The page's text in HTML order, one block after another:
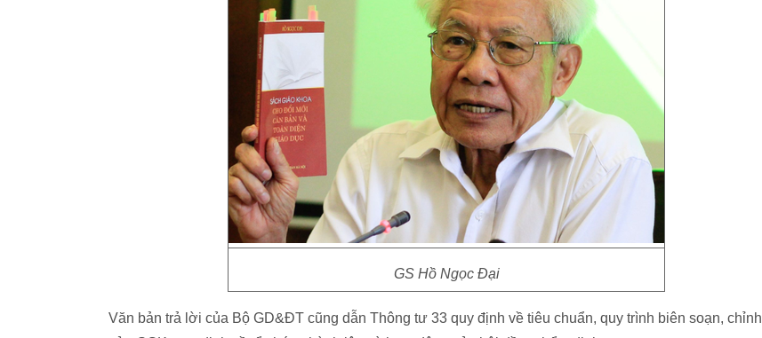
GS Hồ Ngọc Đại
Văn bản trả lời của Bộ GD&ĐT cũng dẫn Thông tư 33 quy định về tiêu chuẩn, quy trình biên soạn, chỉnh